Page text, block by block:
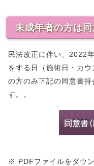
未成年者の方は
民法改正に伴い、2022
をする日（施術日・カ
の方のみ下記の同意書
す。。
※ PDFファイルをダウ